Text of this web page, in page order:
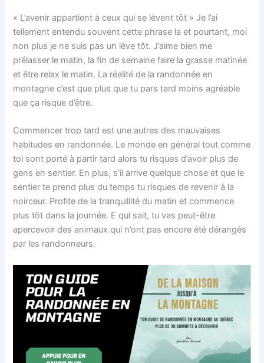
« L’avenir appartient à ceux qui se lèvent tôt » Je l’ai
tellement entendu souvent cette phrase la et pourtant, moi
non plus je ne suis pas un lève tôt. J’aime bien me
prélasser le matin, la fin de semaine faire la grasse matinée
et être relax le matin. La réalité de la randonnée en
montagne c’est que plus que tu pars tard moins agréable
que ça risque d’être.
Commencer trop tard est une autres des mauvaises
habitudes en randonnée. Le monde en général tout comme
toi sont porté à partir tard alors tu risques d’avoir plus de
gens en sentier. En plus, s’il arrive quelque chose et que le
sentier te prend plus du temps tu risques de revenir à la
noirceur. Profite de la tranquillité du matin et commence
plus tôt dans la journée. E qui sait, tu vas peut-être
apercevoir des animaux qui n’ont pas encore été dérangés
par les randonneurs.